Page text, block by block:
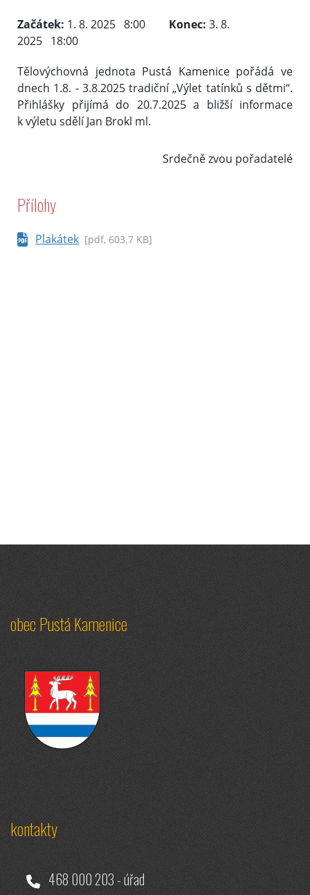
Začátek: 1. 8. 2025 8:00 Konec: 3. 8.
2025 18:00
Tělovýchovná jednota Pustá Kamenice pořádá ve
dnech 1.8. - 3.8.2025 tradiční „Výlet tatínků s dětmi“.
Přihlášky přijímá do 20.7.2025 a bližší informace
k výletu sdělí Jan Brokl ml.
Srdečně zvou pořadatelé
Přílohy
Plakátek [pdf, 603.7 KB]
obec Pustá Kamenice
kontakty
468 000 203 - úřad